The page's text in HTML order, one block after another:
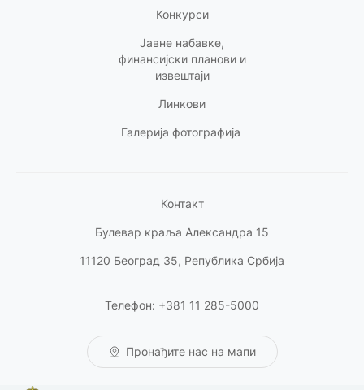
Конкурси
Јавне набавке,
финансијски планови и
извештаји
Линкови
Галерија фотографија
Контакт
Булевар краља Александра 15
11120 Београд 35, Република Србија
Телефон: +381 11 285-5000
Пронађите нас на мапи